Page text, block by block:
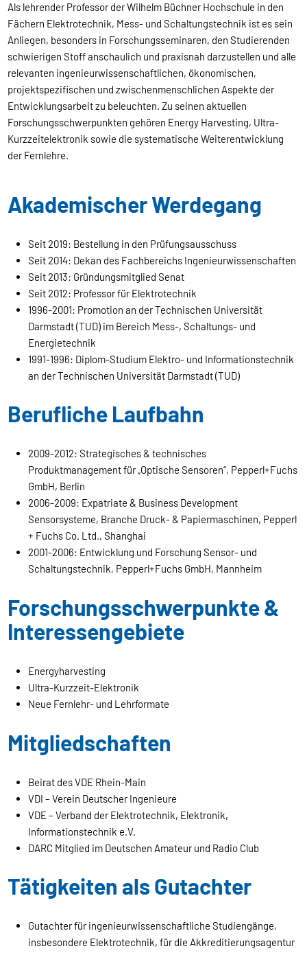
Als lehrender Professor der Wilhelm Büchner Hochschule in den
Fächern Elektrotechnik, Mess- und Schaltungstechnik ist es sein
Anliegen, besonders in Forschungsseminaren, den Studierenden
schwierigen Stoff anschaulich und praxisnah darzustellen und alle
relevanten ingenieurwissenschaftlichen, ökonomischen,
projektspezifischen und zwischenmenschlichen Aspekte der
Entwicklungsarbeit zu beleuchten. Zu seinen aktuellen
Forschungsschwerpunkten gehören Energy Harvesting, Ultra-
Kurzzeitelektronik sowie die systematische Weiterentwicklung
der Fernlehre.
Akademischer Werdegang
Seit 2019: Bestellung in den Prüfungsausschuss
Seit 2014: Dekan des Fachbereichs Ingenieurwissenschaften
Seit 2013: Gründungsmitglied Senat
Seit 2012: Professor für Elektrotechnik
1996-2001: Promotion an der Technischen Universität
Darmstadt (TUD) im Bereich Mess-, Schaltungs- und
Energietechnik
1991-1996: Diplom-Studium Elektro- und Informationstechnik
an der Technischen Universität Darmstadt (TUD)
Berufliche Laufbahn
2009-2012: Strategisches & technisches
Produktmanagement für „Optische Sensoren“, Pepperl+Fuchs
GmbH, Berlin
2006-2009: Expatriate & Business Development
Sensorsysteme, Branche Druck- & Papiermaschinen, Pepperl
+ Fuchs Co. Ltd., Shanghai
2001-2006: Entwicklung und Forschung Sensor- und
Schaltungstechnik, Pepperl+Fuchs GmbH, Mannheim
Forschungsschwerpunkte &
Interessengebiete
Energyharvesting
Ultra-Kurzzeit-Elektronik
Neue Fernlehr- und Lehrformate
Mitgliedschaften
Beirat des VDE Rhein-Main
VDI – Verein Deutscher Ingenieure
VDE – Verband der Elektrotechnik, Elektronik,
Informationstechnik e.V.
DARC Mitglied im Deutschen Amateur und Radio Club
Tätigkeiten als Gutachter
Gutachter für ingenieurwissenschaftliche Studiengänge,
insbesondere Elektrotechnik, für die Akkreditierungsagentur